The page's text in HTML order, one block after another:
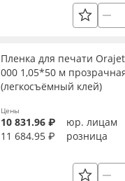
Пленка для печати
000 1,05*50 м
(легкосъёмный клей)
Цены
10 831.96 ₽
юр. лицам
11 684.95 ₽
розница